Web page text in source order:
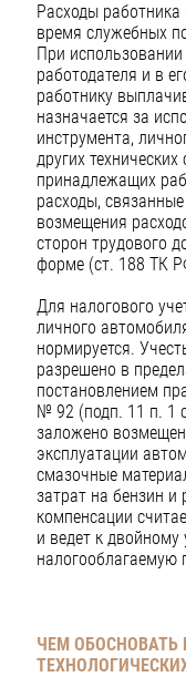
Расходы
время служебных
При
работодателя и в
работнику
назначается за
инструмента,
других
принадлежащих
расходы,
возмещения
сторон трудового
форме (ст. 188 ТК
Для налогового
личного
нормируется.
разрешено в
постановлением
№ 92 (подп. 11 п. 1
заложено
эксплуатации
смазочные
затрат на бензин
компенсации
и ведет к двойному
налогооблагаемую
ЧЕМ